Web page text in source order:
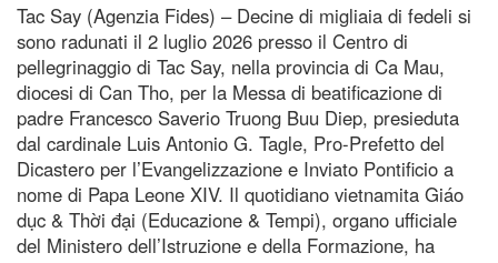
Tac Say (Agenzia Fides) – Decine di migliaia di fedeli si
sono radunati il 2 luglio 2026 presso il Centro di
pellegrinaggio di Tac Say, nella provincia di Ca Mau,
diocesi di Can Tho, per la Messa di beatificazione di
padre Francesco Saverio Truong Buu Diep, presieduta
dal cardinale Luis Antonio G. Tagle, Pro-Prefetto del
Dicastero per l’Evangelizzazione e Inviato Pontificio a
nome di Papa Leone XIV. Il quotidiano vietnamita Giáo
dục & Thời đại (Educazione & Tempi), organo ufficiale
del Ministero dell’Istruzione e della Formazione, ha